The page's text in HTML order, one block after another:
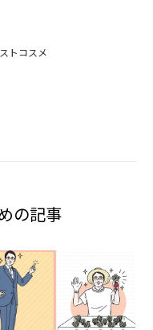
トコスメ
の記事